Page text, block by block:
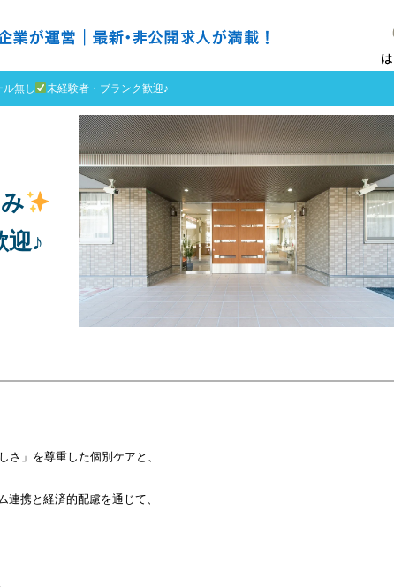
ル無し 未経験者・ブランク歓迎♪
迎♪
」を尊重した個別ケアと、
携と経済的配慮を通じて、